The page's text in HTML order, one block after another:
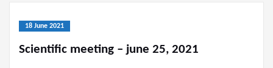
18 June 2021
Scientific meeting – june 25, 2021